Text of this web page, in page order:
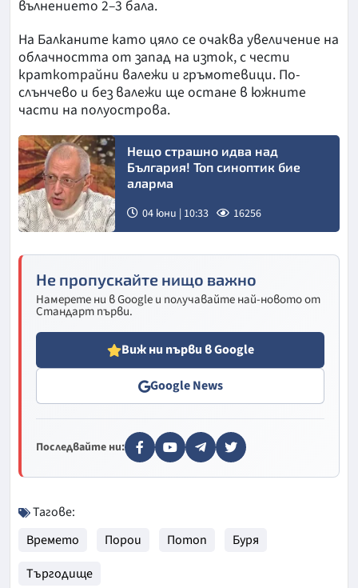
вълнението 2–3 бала.
На Балканите като цяло се очаква увеличение на
облачността от запад на изток, с чести
краткотрайни валежи и гръмотевици. По-
слънчево и без валежи ще остане в южните
части на полуострова.
Нещо страшно идва над
България! Топ синоптик бие
аларма
04 юни | 10:33 16256
Не пропускайте нищо важно
Намерете ни в Google и получавайте най-новото от
Стандарт първи.
Виж ни първи в Google
Google News
Последвайте ни:
Тагове:
Времето
Порои Потоп
Буря
Търгодище